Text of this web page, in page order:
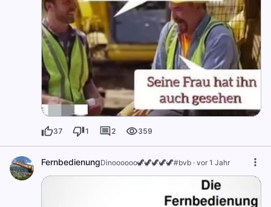
37 1 2 359
FernbedienungDinoooooo🦖🦖🦖🦖🦖#bvb · vor 1 Jahr